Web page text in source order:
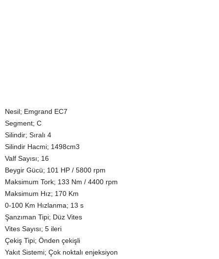
Nesil; Emgrand EC7
Segment; C
Silindir; Sıralı 4
Silindir Hacmi; 1498cm3
Valf Sayısı; 16
Beygir Gücü; 101 HP / 5800 rpm
Maksimum Tork; 133 Nm / 4400 rpm
Maksimum Hız; 170 Km
0-100 Km Hızlanma; 13 s
Şanzıman Tipi; Düz Vites
Vites Sayısı; 5 ileri
Çekiş Tipi; Önden çekişli
Yakıt Sistemi; Çok noktalı enjeksiyon